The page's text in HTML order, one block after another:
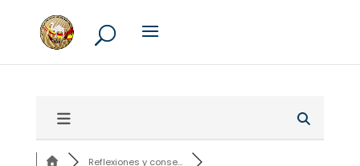
Reflexiones y conse...